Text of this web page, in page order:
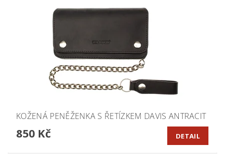
KOŽENÁ PENĚŽENKA S ŘETÍZKEM DAVIS ANTRACIT
850 Kč DETAIL